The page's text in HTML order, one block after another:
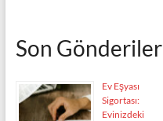
Son Gönderiler
Ev Eşyası
Sigortası:
Evinizdeki